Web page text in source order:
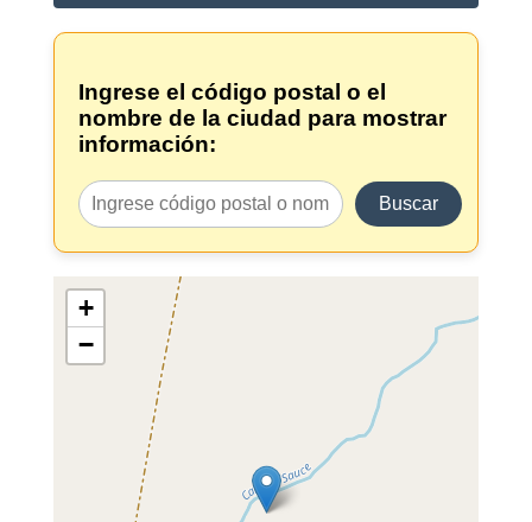
Ingrese el código postal o el
nombre de la ciudad para mostrar
información:
Buscar
+
−